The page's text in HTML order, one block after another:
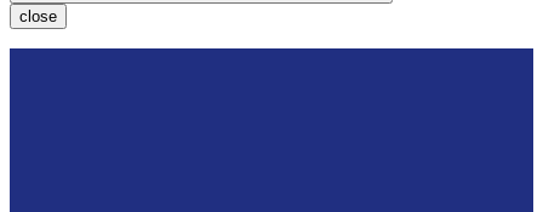
close